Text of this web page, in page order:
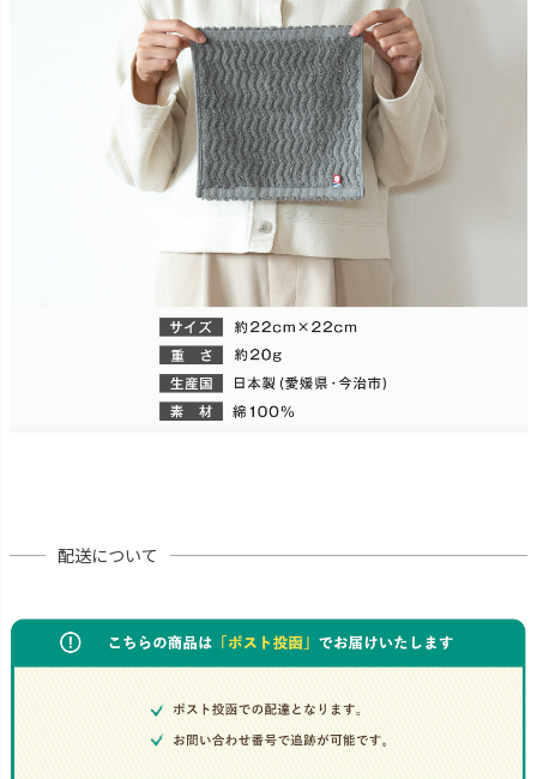
配送について